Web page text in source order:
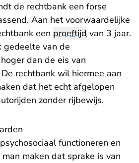
de rechtbank een forse
Aan het voorwaardelijke
een proeftijd van 3 jaar.
gedeelte van de
dan de eis van
De rechtbank wil hiermee aan
dat het echt afgelopen
zonder rijbewijs.
functioneren en
maken dat sprake is van